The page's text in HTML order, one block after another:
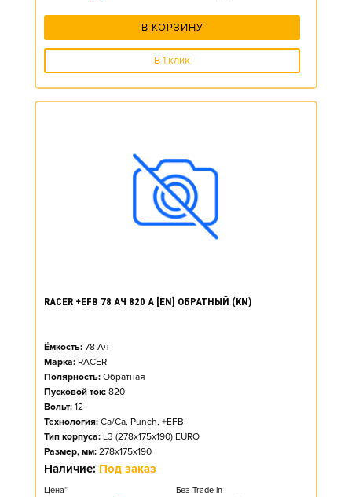
В КОРЗИНУ
В 1 клик
RACER +EFB 78 АЧ 820 А [EN] ОБРАТНЫЙ (KN)
Ёмкость: 78 Ач
Марка: RACER
Полярность: Обратная
Пусковой ток: 820
Вольт: 12
Технология: Ca/Ca, Punch, +EFB
Тип корпуса: L3 (278x175x190) EURO
Размер, мм: 278x175x190
Наличие: Под заказ
Цена* Без Trade-in